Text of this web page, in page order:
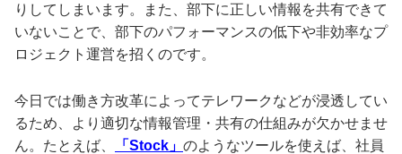
りしてしまいます。また、部下に正しい情報を共有できて
いないことで、部下のパフォーマンスの低下や非効率なプ
ロジェクト運営を招くのです。
今日では働き方改革によってテレワークなどが浸透してい
るため、より適切な情報管理・共有の仕組みが欠かせませ
ん。たとえば、
「Stock」 のようなツールを使えば、社員